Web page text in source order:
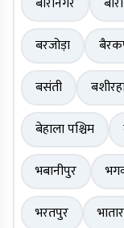
बरजोड़ा
बसंती
बेहाला पश्चिम
भबानीपुर
भरतपुर
भातार